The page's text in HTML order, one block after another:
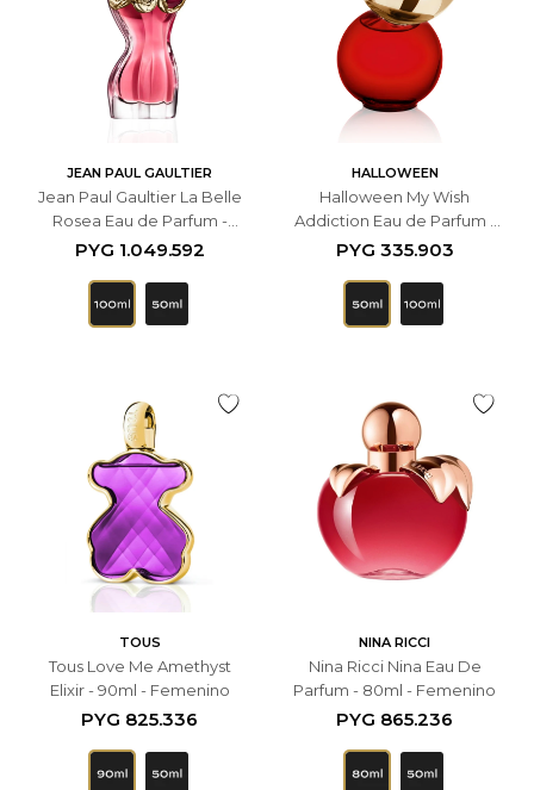
JEAN PAUL GAULTIER
Jean Paul Gaultier La Belle
Rosea Eau de Parfum -
100ml - Femenino
PYG 1.049.592
HALLOWEEN
Halloween My Wish
Addiction Eau de Parfum -
50ml - Femenino
PYG 335.903
TOUS
Tous Love Me Amethyst
Elixir - 90ml - Femenino
PYG 825.336
NINA RICCI
Nina Ricci Nina Eau De
Parfum - 80ml - Femenino
PYG 865.236